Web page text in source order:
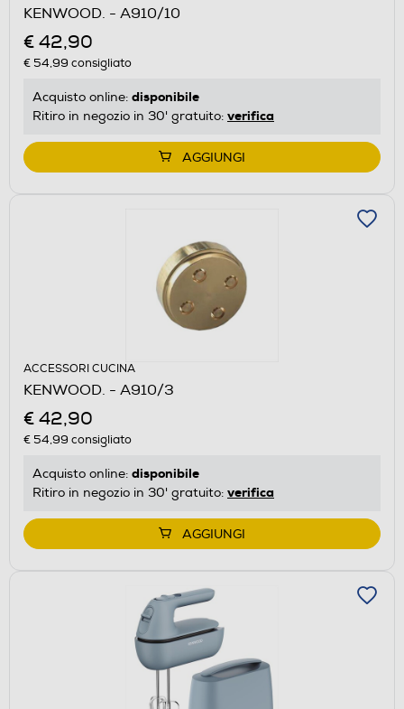
KENWOOD. - A910/10
€ 42,90
€ 54,99 consigliato
Acquisto online: disponibile
Ritiro in negozio in 30' gratuito: verifica
AGGIUNGI
ACCESSORI CUCINA
KENWOOD. - A910/3
€ 42,90
€ 54,99 consigliato
Acquisto online: disponibile
Ritiro in negozio in 30' gratuito: verifica
AGGIUNGI